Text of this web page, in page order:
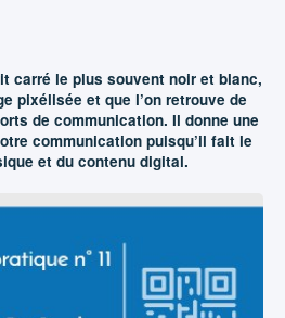
carré le plus souvent noir et blanc,
pixélisée et que l’on retrouve de
de communication. Il donne une
communication puisqu’il fait le
et du contenu digital.